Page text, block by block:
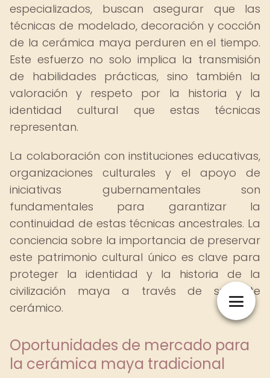
especializados, buscan asegurar que las
técnicas de modelado, decoración y cocción
de la cerámica maya perduren en el tiempo.
Este esfuerzo no solo implica la transmisión
de habilidades prácticas, sino también la
valoración y respeto por la historia y la
identidad cultural que estas técnicas
representan.
La colaboración con instituciones educativas,
organizaciones culturales y el apoyo de
iniciativas gubernamentales son
fundamentales para garantizar la
continuidad de estas técnicas ancestrales. La
conciencia sobre la importancia de preservar
este patrimonio cultural único es clave para
proteger la identidad y la historia de la
civilización maya a través de su arte
cerámico.
Oportunidades de mercado para
la cerámica maya tradicional